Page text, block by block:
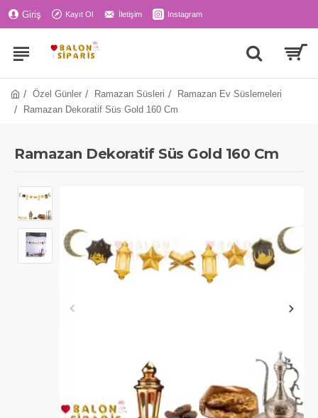
Giriş Kayıt Ol İletişim Instagram
Özel Günler Ramazan Süsleri
Ramazan Ev Süslemeleri
Ramazan Dekoratif Süs Gold 160 Cm
Ramazan Dekoratif Süs Gold 160 Cm